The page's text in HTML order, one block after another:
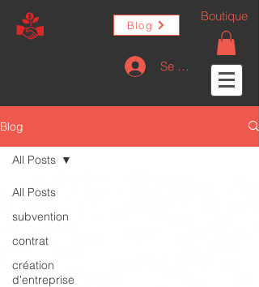
Blog
Se connecter
Boutique
Blog
All Posts
subvention
contrat
création
d'entreprise
All Posts